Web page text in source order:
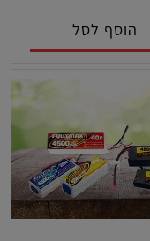
הוסף לסל